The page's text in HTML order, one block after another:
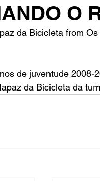
O CINEMA PORO
da Bicicleta from
de juventude 2008-
da Bicicleta da